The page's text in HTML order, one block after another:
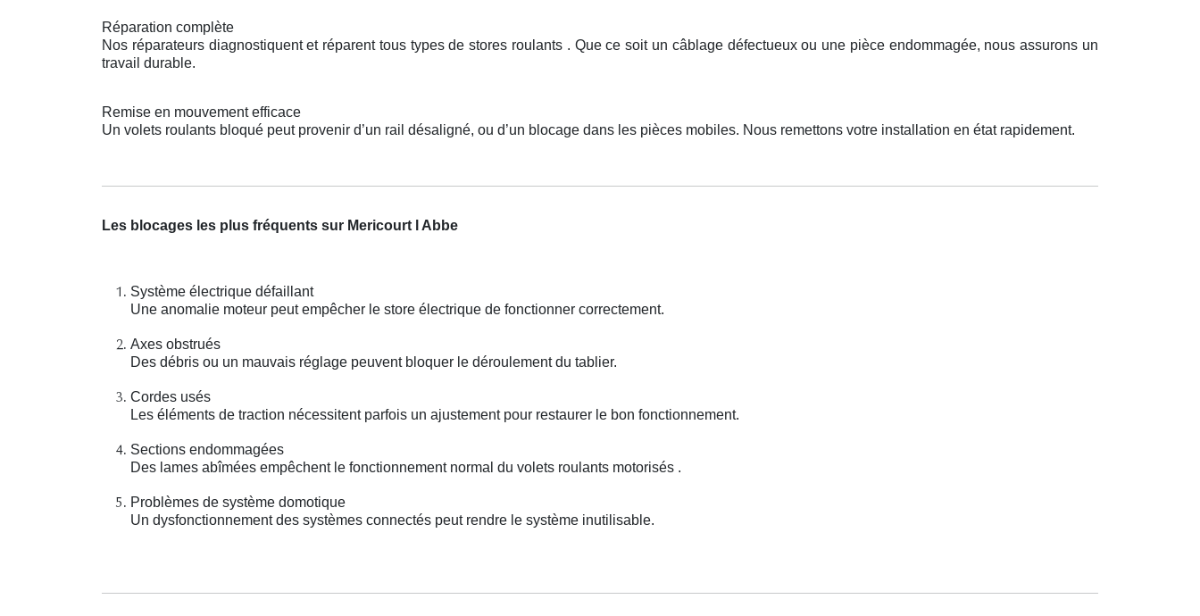
Réparation complète
Nos réparateurs diagnostiquent et réparent tous types de stores roulants . Que ce soit un câblage défectueux ou une pièce endommagée, nous assurons un
travail durable.
Remise en mouvement efficace
Un volets roulants bloqué peut provenir d’un rail désaligné, ou d’un blocage dans les pièces mobiles. Nous remettons votre installation en état rapidement.
Les blocages les plus fréquents sur Mericourt l Abbe
Système électrique défaillant
Une anomalie moteur peut empêcher le store électrique de fonctionner correctement.
Axes obstrués
Des débris ou un mauvais réglage peuvent bloquer le déroulement du tablier.
Cordes usés
Les éléments de traction nécessitent parfois un ajustement pour restaurer le bon fonctionnement.
Sections endommagées
Des lames abîmées empêchent le fonctionnement normal du volets roulants motorisés .
Problèmes de système domotique
Un dysfonctionnement des systèmes connectés peut rendre le système inutilisable.